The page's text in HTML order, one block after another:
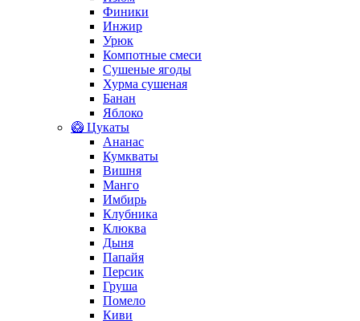
Финики
Инжир
Урюк
Компотные смеси
Сушеные ягоды
Хурма сушеная
Банан
Яблоко
🥝 Цукаты
Ананас
Кумкваты
Вишня
Манго
Имбирь
Клубника
Клюква
Дыня
Папайя
Персик
Груша
Помело
Киви